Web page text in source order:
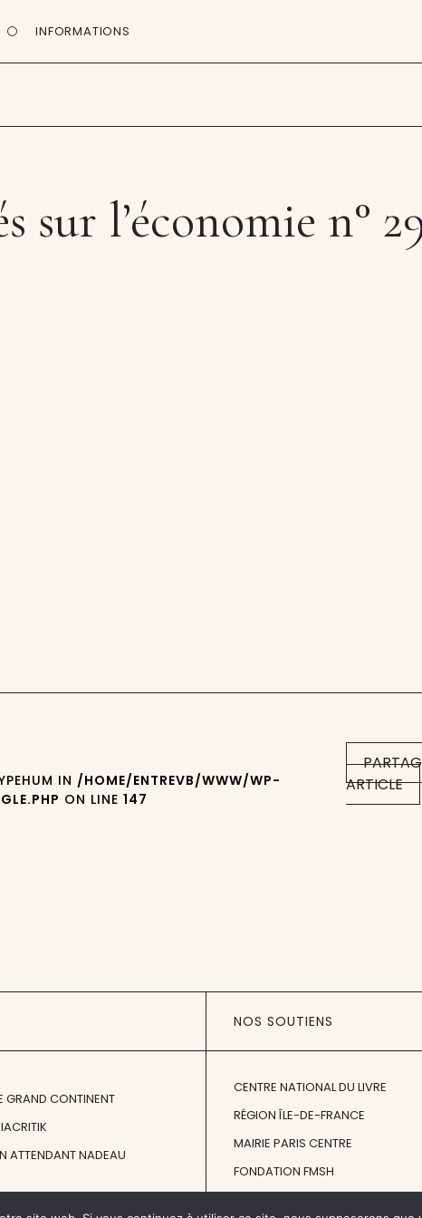
INFORMATIONS
sur l’économie n°
ARTICLE
IN /HOME/ENTREVB/WWW/WP-
ON LINE147
GRAND CONTINENT
ATTENDANT NADEAU
NOS SOUTIENS
CENTRE NATIONAL DU LIVRE
RÉGION ÎLE-DE-FRANCE
MAIRIE PARIS CENTRE
FONDATION FMSH